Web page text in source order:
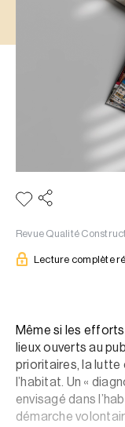
Revue Qualité
Lecture complète
Même si les
lieux ouverts au
prioritaires, la lutte
l’habitat. Un «
envisagé dans
démarche